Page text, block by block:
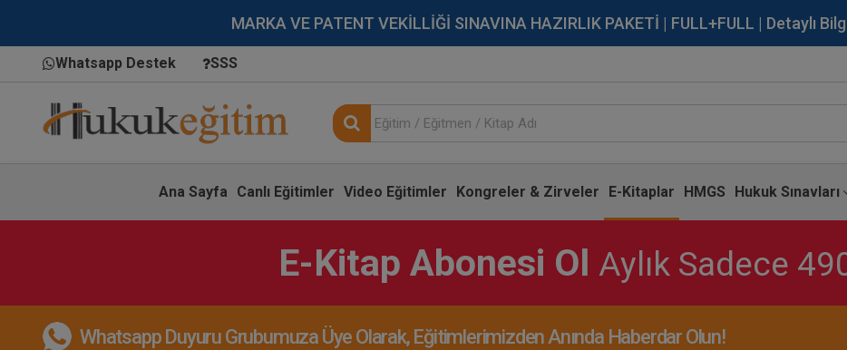
MARKA VE PATENT VEKİLLİĞİ SINAVINA HAZIRLIK PAKETİ | FULL+FULL | Detaylı
Whatsapp Destek SSS
Ana Sayfa Canlı Eğitimler Video Eğitimler Kongreler & Zirveler E-Kitaplar HMGS Hukuk Sınavları
E-Kitap Abonesi Ol Aylık Sadece
Whatsapp Duyuru Grubumuza Üye Olarak, Eğitimlerimizden Anında Haberdar Olun!